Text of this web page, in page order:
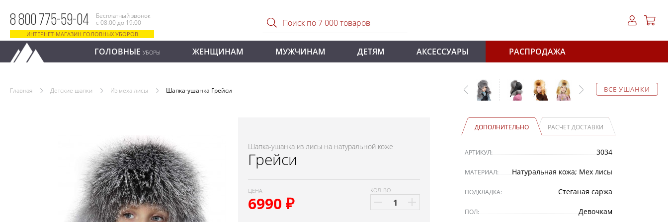
8 800 775-59-04
Бесплатный звонок
с 08:00 до 19:00
ИНТЕРНЕТ-МАГАЗИН ГОЛОВНЫХ УБОРОВ
ГОЛОВНЫЕ УБОРЫ ЖЕНЩИНАМ МУЖЧИНАМ ДЕТЯМ АКСЕССУАРЫ РАСПРОДАЖА
ВСЕ УШАНКИ
Главная Детские шапки Из меха лисы Шапка-ушанка Грейси
Шапка-ушанка из лисы на натуральной коже
Грейси
ЦЕНА
6990 ₽
КОЛ-ВО
ДОПОЛНИТЕЛЬНО РАСЧЕТ ДОСТАВКИ
АРТИКУЛ: 3034
МАТЕРИАЛ: Натуральная кожа; Мех лисы
ПОДКЛАДКА: Стеганая саржа
ПОЛ: Девочкам